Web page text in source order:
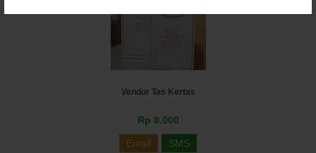
Vendor Tas Kertas
Rp 8.000
Email SMS